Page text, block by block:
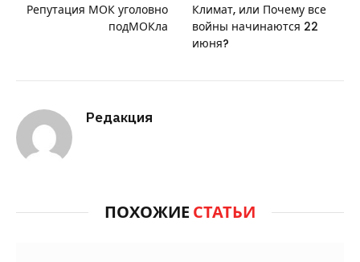
Репутация МОК уголовно
подМОКла
Климат, или Почему все
войны начинаются 22
июня?
Редакция
ПОХОЖИЕ СТАТЬИ